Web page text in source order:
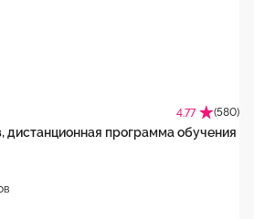
4.77 (580)
дистанционная программа обучения